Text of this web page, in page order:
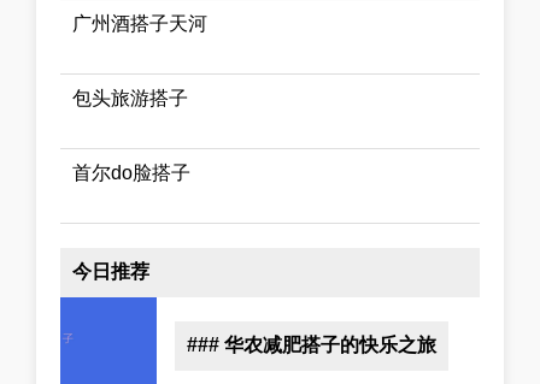
广州酒搭子天河
包头旅游搭子
首尔do脸搭子
今日推荐
### 华农减肥搭子的快乐之旅